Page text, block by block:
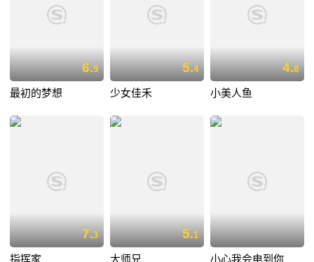
6.9
最初的梦想
5.4
少女佳禾
4.8
小美人鱼
7.3
指挥家
5.1
大师兄 小心我会电到你